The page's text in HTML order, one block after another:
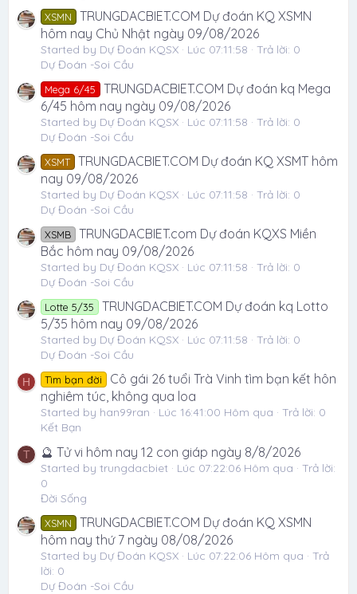
XSMN
TRUNGDACBIET.COM Dự đoán KQ XSMN
hôm nay Chủ Nhật ngày 09/08/2026
Started by Dự Đoán KQSX Lúc 07:11:58
Trả lời: 0
Dự Đoán -Soi Cầu
Mega 6/45
TRUNGDACBIET.COM Dự đoán kq Mega
6/45 hôm nay ngày 09/08/2026
Started by Dự Đoán KQSX Lúc 07:11:58
Trả lời: 0
Dự Đoán -Soi Cầu
XSMT TRUNGDACBIET.COM Dự đoán KQ XSMT hôm
nay 09/08/2026
Started by Dự Đoán KQSX Lúc 07:11:58
Trả lời: 0
Dự Đoán -Soi Cầu
XSMB
TRUNGDACBIET.com Dự đoán KQXS Miền
Bắc hôm nay 09/08/2026
Started by Dự Đoán KQSX Lúc 07:11:58
Trả lời: 0
Dự Đoán -Soi Cầu
Lotte 5/35
TRUNGDACBIET.COM Dự đoán kq Lotto
5/35 hôm nay 09/08/2026
Started by Dự Đoán KQSX Lúc 07:11:58
Trả lời: 0
Dự Đoán -Soi Cầu
H Tìm bạn đời
Cô gái 26 tuổi Trà Vinh tìm bạn kết hôn
nghiêm túc, không qua loa
Started by han99ran Lúc 16:41:00 Hôm qua
Trả lời: 0
Kết Bạn
T 🔮 Tử vi hôm nay 12 con giáp ngày 8/8/2026
Started by trungdacbiet Lúc 07:22:06 Hôm qua
Trả lời:
0
Đời Sống
XSMN
TRUNGDACBIET.COM Dự đoán KQ XSMN
hôm nay thứ 7 ngày 08/08/2026
Started by Dự Đoán KQSX Lúc 07:22:06 Hôm qua
Trả
lời: 0
Dự Đoán -Soi Cầu